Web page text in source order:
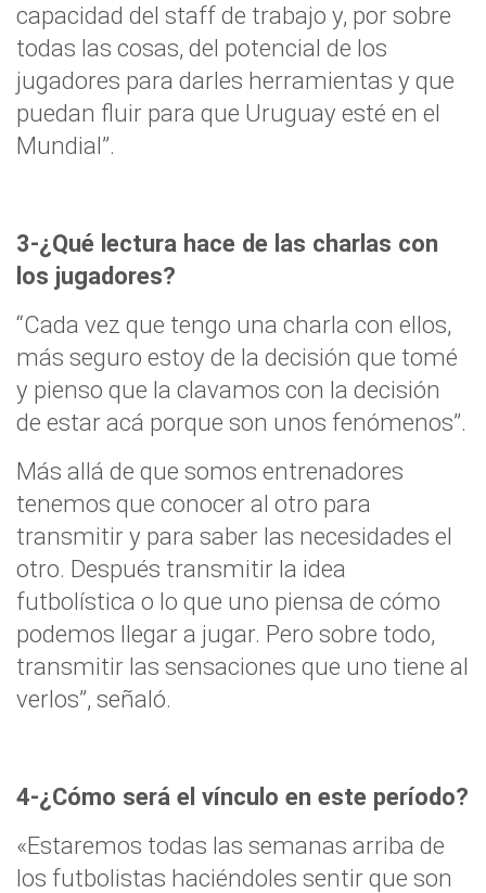
capacidad del staff de trabajo y, por sobre
todas las cosas, del potencial de los
jugadores para darles herramientas y que
puedan fluir para que Uruguay esté en el
Mundial”.
3-¿Qué lectura hace de las charlas con
los jugadores?
“Cada vez que tengo una charla con ellos,
más seguro estoy de la decisión que tomé
y pienso que la clavamos con la decisión
de estar acá porque son unos fenómenos”.
Más allá de que somos entrenadores
tenemos que conocer al otro para
transmitir y para saber las necesidades el
otro. Después transmitir la idea
futbolística o lo que uno piensa de cómo
podemos llegar a jugar. Pero sobre todo,
transmitir las sensaciones que uno tiene al
verlos”, señaló.
4-¿Cómo será el vínculo en este período?
«Estaremos todas las semanas arriba de
los futbolistas haciéndoles sentir que son